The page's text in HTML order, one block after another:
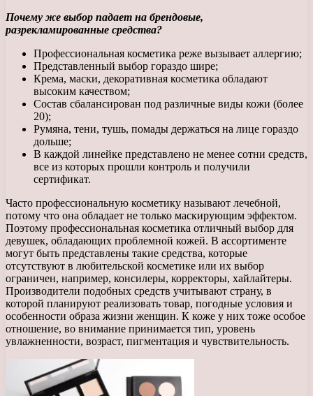
Почему же выбор падает на брендовые,
разрекламированные средства?
Профессиональная косметика реже вызывает аллергию;
Представленный выбор гораздо шире;
Крема, маски, декоративная косметика обладают
высоким качеством;
Состав сбалансирован под различные виды кожи (более
20);
Румяна, тени, тушь, помады держаться на лице гораздо
дольше;
В каждой линейке представлено не менее сотни средств,
все из которых прошли контроль и получили
сертификат.
Часто профессиональную косметику называют лечебной,
потому что она обладает не только маскирующим эффектом.
Поэтому профессиональная косметика отличный выбор для
девушек, обладающих проблемной кожей. В ассортименте
могут быть представлены такие средства, которые
отсутствуют в любительской косметике или их выбор
ограничен, например, консилеры, корректоры, хайлайтеры.
Производители подобных средств учитывают страну, в
которой планируют реализовать товар, погодные условия и
особенности образа жизни женщин. К коже у них тоже особое
отношение, во внимание принимается тип, уровень
увлажненности, возраст, пигментация и чувствительность.